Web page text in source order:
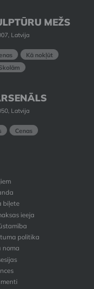
MEŽS
Latvija
Kā nokļūt
Latvija
Cenas
biļete
ieeja
politika
noma